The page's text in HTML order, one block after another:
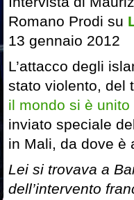
Romano Prodi su
13 gennaio 2012
L’attacco degli
stato violento, del
il mondo si è unito
inviato speciale
in Mali, da dove è
Lei si trovava a
dell’intervento